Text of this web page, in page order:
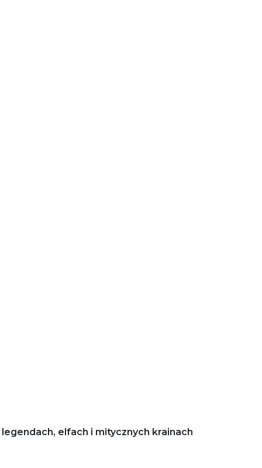
elfach i mitycznych krainach